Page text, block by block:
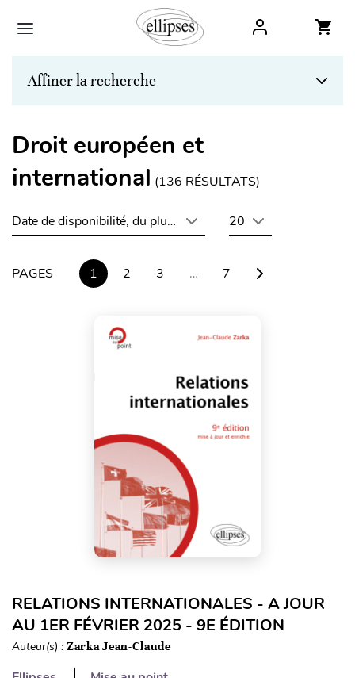
Affiner la recherche
Droit européen et
international (136 RÉSULTATS)
Date de disponibilité, du plus récent au plus ancien
20
PAGES 1 2 3 … 7
RELATIONS INTERNATIONALES - A JOUR
AU 1ER FÉVRIER 2025 - 9E ÉDITION
Auteur(s) : Zarka Jean-Claude